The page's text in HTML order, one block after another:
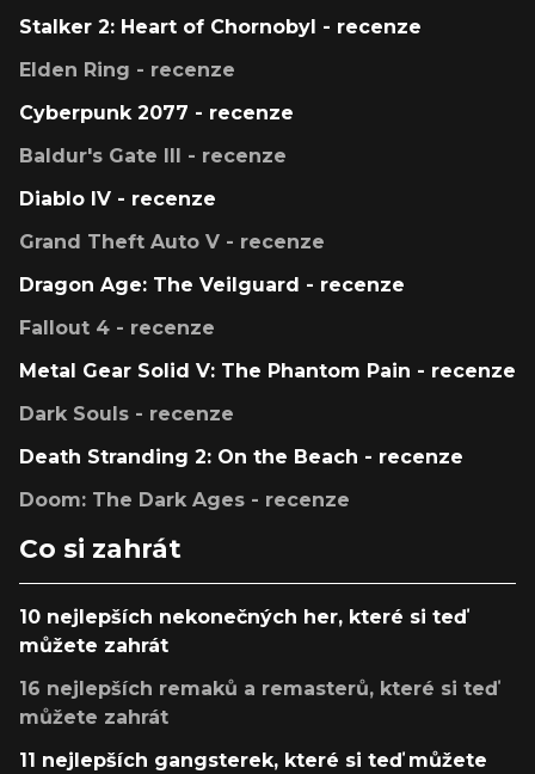
Stalker 2: Heart of Chornobyl - recenze
Elden Ring - recenze
Cyberpunk 2077 - recenze
Baldur's Gate III - recenze
Diablo IV - recenze
Grand Theft Auto V - recenze
Dragon Age: The Veilguard - recenze
Fallout 4 - recenze
Metal Gear Solid V: The Phantom Pain - recenze
Dark Souls - recenze
Death Stranding 2: On the Beach - recenze
Doom: The Dark Ages - recenze
Co si zahrát
10 nejlepších nekonečných her, které si teď
můžete zahrát
16 nejlepších remaků a remasterů, které si teď
můžete zahrát
11 nejlepších gangsterek, které si teď můžete